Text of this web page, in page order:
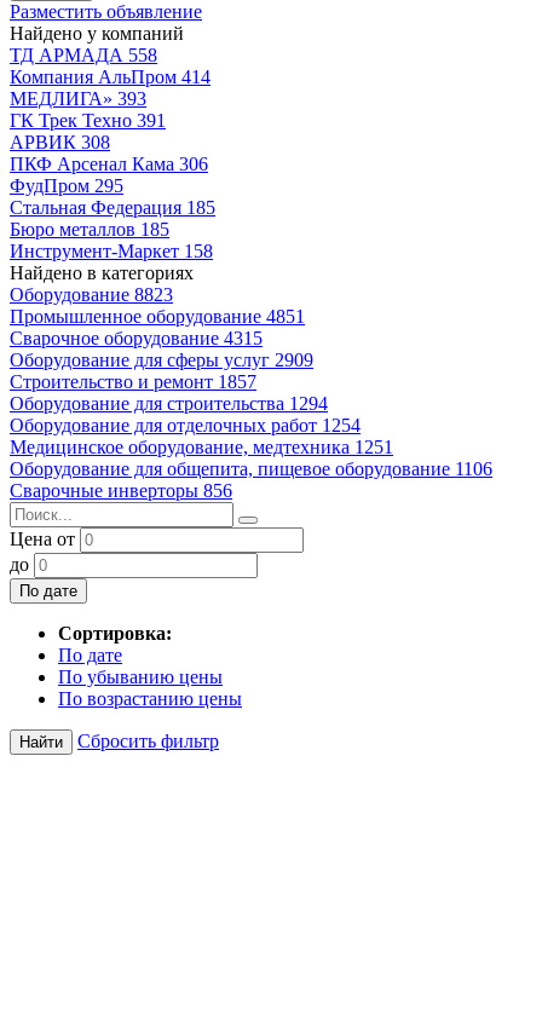
Разместить объявление
Найдено у компаний
ТД АРМАДА 558
Компания АльПром 414
МЕДЛИГА» 393
ГК Трек Техно 391
АРВИК 308
ПКФ Арсенал Кама 306
ФудПром 295
Стальная Федерация 185
Бюро металлов 185
Инструмент-Маркет 158
Найдено в категориях
Оборудование 8823
Промышленное оборудование 4851
Сварочное оборудование 4315
Оборудование для сферы услуг 2909
Строительство и ремонт 1857
Оборудование для строительства 1294
Оборудование для отделочных работ 1254
Медицинское оборудование, медтехника 1251
Оборудование для общепита, пищевое оборудование 1106
Сварочные инверторы 856
Цена от
до
По дате
Сортировка:
По дате
По убыванию цены
По возрастанию цены
Найти Сбросить фильтр